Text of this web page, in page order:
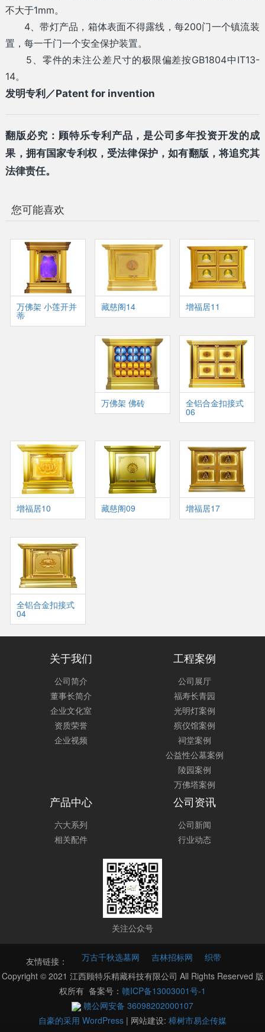
不大于1mm。
4、带灯产品，箱体表面不得露线，每200门一个镇流装
置，每一千门一个安全保护装置。
5、零件的未注公差尺寸的极限偏差按GB1804中IT13-
14。
发明专利／Patent for invention
翻版必究：顾特乐专利产品，是公司多年投资开发的成
果，拥有国家专利权，受法律保护，如有翻版，将追究其
法律责任。
您可能喜欢
万佛架 小莲开并
蒂
藏慈阁14 增福居11
万佛架 佛砖 全铝合金扣接式
06
增福居10 藏慈阁09 增福居17
全铝合金扣接式
04
关于我们
公司简介
董事长简介
企业文化室
资质荣誉
企业视频
工程案例
公司展厅
福寿长青园
光明灯案例
殡仪馆案例
祠堂案例
公益性公墓案例
陵园案例
万佛塔案例
产品中心
六大系列
相关配件
公司资讯
公司新闻
行业动态
关注公众号
友情链接： 万古千秋选墓网 吉林招标网
织带
Copyright © 2021 江西顾特乐精藏科技有限公司 All Rights Reserved 版
权所有 备案号： 赣ICP备13003001号-1
赣公网安备 36098202000107
自豪的采用 WordPress | 网站建设: 樟树市易企传媒